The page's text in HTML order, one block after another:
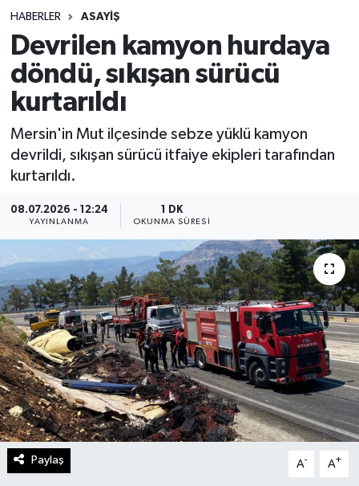
HABERLER ASAYIŞ
Devrilen kamyon hurdaya
döndü, sıkışan sürücü
kurtarıldı
Mersin'in Mut ilçesinde sebze yüklü kamyon
devrildi, sıkışan sürücü itfaiye ekipleri tarafından
kurtarıldı.
08.07.2026 - 12:24
YAYINLANMA
1 DK
OKUNMA SÜRESI
Paylaş A- A+
Spor
Teknoloji
Yaşam